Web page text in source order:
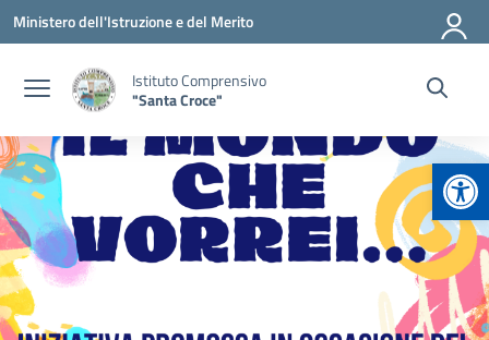
Vai ai contenuti
Vai al menu di navigazione
Vai al footer
Ministero dell'Istruzione e del Merito
Istituto Comprensivo
"Santa Croce"